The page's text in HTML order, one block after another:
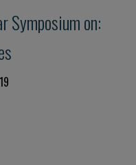
Symposium on: